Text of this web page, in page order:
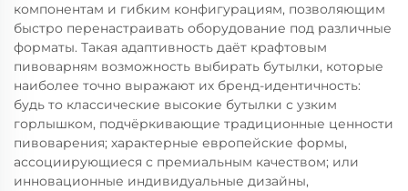
компонентам и гибким конфигурациям, позволяющим
быстро перенастраивать оборудование под различные
форматы. Такая адаптивность даёт крафтовым
пивоварням возможность выбирать бутылки, которые
наиболее точно выражают их бренд-идентичность:
будь то классические высокие бутылки с узким
горлышком, подчёркивающие традиционные ценности
пивоварения; характерные европейские формы,
ассоциирующиеся с премиальным качеством; или
инновационные индивидуальные дизайны,